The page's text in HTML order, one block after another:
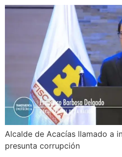
Alcalde de Acacías llamado a
presunta corrupción